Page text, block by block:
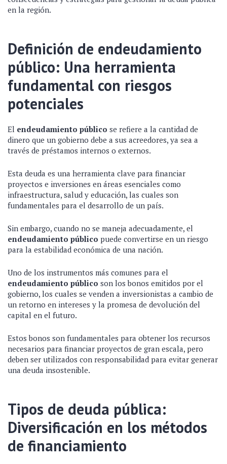
en la región.
Definición de endeudamiento
público: Una herramienta
fundamental con riesgos
potenciales
El endeudamiento público se refiere a la cantidad de
dinero que un gobierno debe a sus acreedores, ya sea a
través de préstamos internos o externos.
Esta deuda es una herramienta clave para financiar
proyectos e inversiones en áreas esenciales como
infraestructura, salud y educación, las cuales son
fundamentales para el desarrollo de un país.
Sin embargo, cuando no se maneja adecuadamente, el
endeudamiento público puede convertirse en un riesgo
para la estabilidad económica de una nación.
Uno de los instrumentos más comunes para el
endeudamiento público son los bonos emitidos por el
gobierno, los cuales se venden a inversionistas a cambio de
un retorno en intereses y la promesa de devolución del
capital en el futuro.
Estos bonos son fundamentales para obtener los recursos
necesarios para financiar proyectos de gran escala, pero
deben ser utilizados con responsabilidad para evitar generar
una deuda insostenible.
Tipos de deuda pública:
Diversificación en los métodos
de financiamiento